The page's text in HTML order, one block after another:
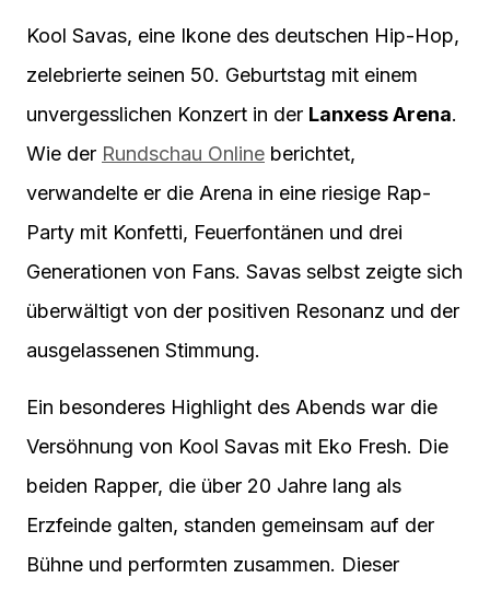
Kool Savas, eine Ikone des deutschen Hip-Hop,
zelebrierte seinen 50. Geburtstag mit einem
unvergesslichen Konzert in der Lanxess Arena.
Wie der Rundschau Online berichtet,
verwandelte er die Arena in eine riesige Rap-
Party mit Konfetti, Feuerfontänen und drei
Generationen von Fans. Savas selbst zeigte sich
überwältigt von der positiven Resonanz und der
ausgelassenen Stimmung.
Ein besonderes Highlight des Abends war die
Versöhnung von Kool Savas mit Eko Fresh. Die
beiden Rapper, die über 20 Jahre lang als
Erzfeinde galten, standen gemeinsam auf der
Bühne und performten zusammen. Dieser